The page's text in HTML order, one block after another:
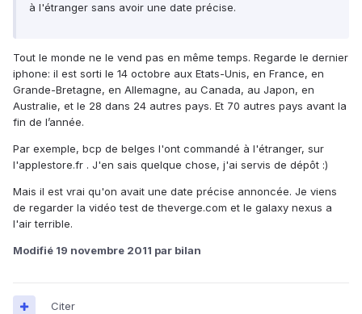
à l'étranger sans avoir une date précise.
Tout le monde ne le vend pas en même temps. Regarde le dernier
iphone: il est sorti le 14 octobre aux Etats-Unis, en France, en
Grande-Bretagne, en Allemagne, au Canada, au Japon, en
Australie, et le 28 dans 24 autres pays. Et 70 autres pays avant la
fin de l’année.
Par exemple, bcp de belges l'ont commandé à l'étranger, sur
l'applestore.fr . J'en sais quelque chose, j'ai servis de dépôt :)
Mais il est vrai qu'on avait une date précise annoncée. Je viens
de regarder la vidéo test de theverge.com et le galaxy nexus a
l'air terrible.
Modifié 19 novembre 2011 par bilan
Citer